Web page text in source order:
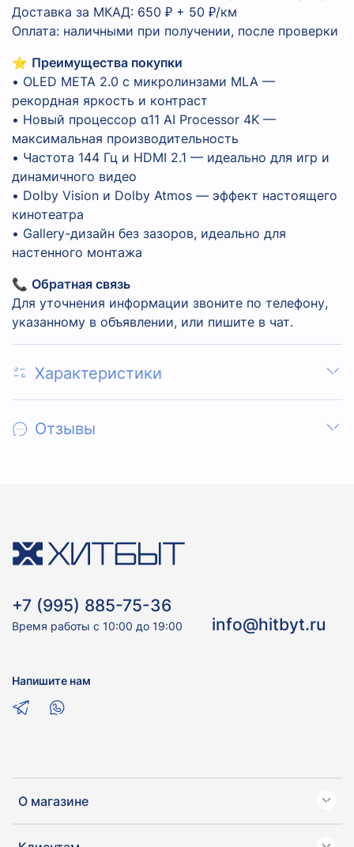
Доставка за МКАД: 650 ₽ + 50 ₽/км
Оплата: наличными при получении, после проверки
⭐ Преимущества покупки
• OLED META 2.0 с микролинзами MLA —
рекордная яркость и контраст
• Новый процессор α11 AI Processor 4K —
максимальная производительность
• Частота 144 Гц и HDMI 2.1 — идеально для игр и
динамичного видео
• Dolby Vision и Dolby Atmos — эффект настоящего
кинотеатра
• Gallery-дизайн без зазоров, идеально для
настенного монтажа
📞 Обратная связь
Для уточнения информации звоните по телефону,
указанному в объявлении, или пишите в чат.
Характеристики
Отзывы
О магазине
+7 (995) 885-75-36
Время работы с 10:00 до 19:00 info@hitbyt.ru
Напишите нам